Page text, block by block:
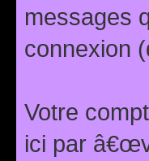
messages
connexion
Votre
ici par